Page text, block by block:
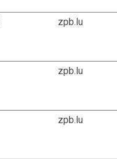
zpb.lu
zpb.lu
zpb.lu